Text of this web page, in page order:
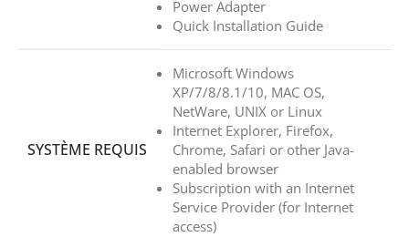
Power Adapter
Quick Installation Guide
SYSTÈME REQUIS
Microsoft Windows
XP/7/8/8.1/10, MAC OS,
NetWare, UNIX or Linux
Internet Explorer, Firefox,
Chrome, Safari or other Java-
enabled browser
Subscription with an Internet
Service Provider (for Internet
access)